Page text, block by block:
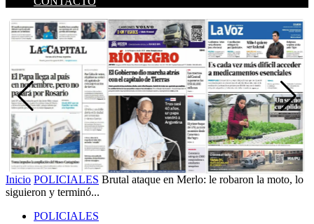
Inicio POLICIALES Brutal ataque en Merlo: le robaron la moto, lo
siguieron y terminó...
POLICIALES